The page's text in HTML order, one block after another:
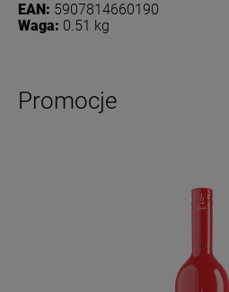
EAN: 5907814660190
Waga: 0.51 kg
Promocje